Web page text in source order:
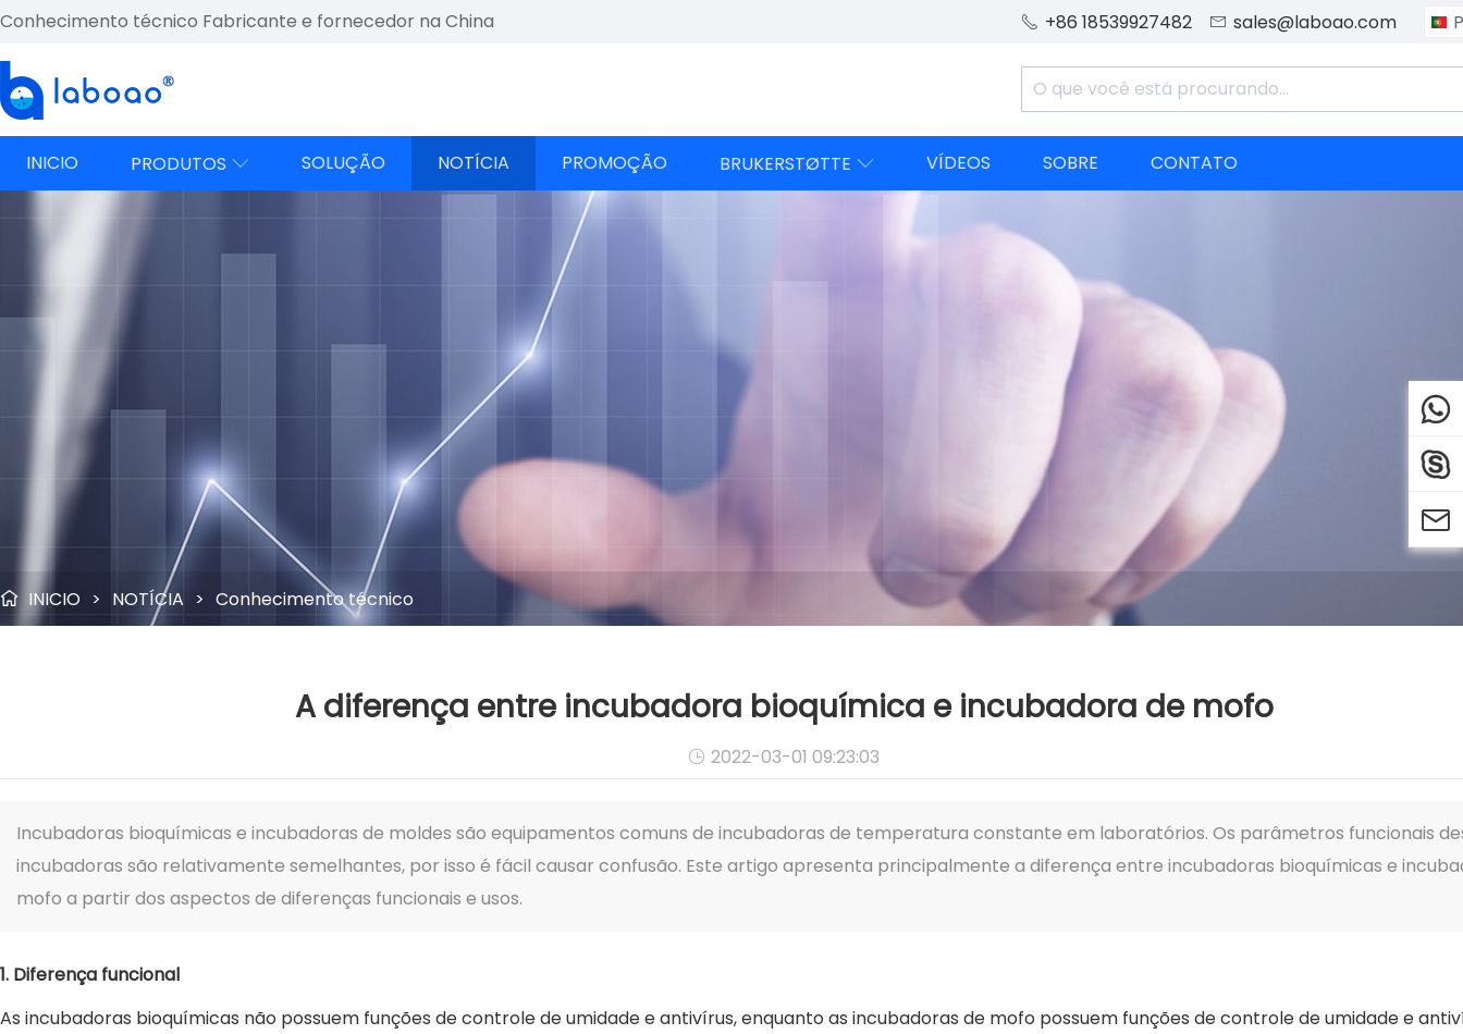
Conhecimento técnico Fabricante e fornecedor na China  +86 18539927482  sales@laboao.com
INICIO PRODUTOS  SOLUÇÃO NOTÍCIA PROMOÇÃO BRUKERSTØTTE  VÍDEOS SOBRE CONTATO
 INICIO > NOTÍCIA > Conhecimento técnico
A diferença entre incubadora bioquímica e incubadora de mofo
 2022-03-01 09:23:03
Incubadoras bioquímicas e incubadoras de moldes são equipamentos comuns de incubadoras de temperatura constante em laboratórios. Os parâmetros funcionais
incubadoras são relativamente semelhantes, por isso é fácil causar confusão. Este artigo apresenta principalmente a diferença entre incubadoras bioquímicas e
mofo a partir dos aspectos de diferenças funcionais e usos.
1. Diferença funcional
As incubadoras bioquímicas não possuem funções de controle de umidade e antivírus, enquanto as incubadoras de mofo possuem funções de controle de umidade e


